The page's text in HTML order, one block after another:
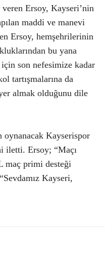
Ersoy, Kayseri’nin
maddi ve manevi
Ersoy, hemşehrilerinin
bu yana
son nefesimize kadar
tartışmalarına da
almak olduğunu dile
oynanacak Kayserispor
iletti. Ersoy; “Maçı
maç primi desteği
Kayseri,